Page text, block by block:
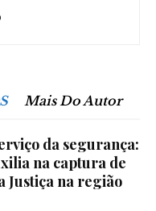
Mais Do Autor
da segurança:
na captura de
Justiça na região